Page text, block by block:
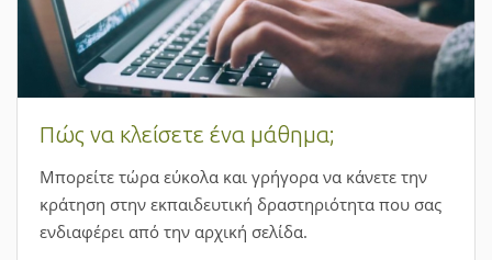
Πώς να κλείσετε ένα μάθημα;
Μπορείτε τώρα εύκολα και γρήγορα να κάνετε την
κράτηση στην εκπαιδευτική δραστηριότητα που σας
ενδιαφέρει από την αρχική σελίδα.